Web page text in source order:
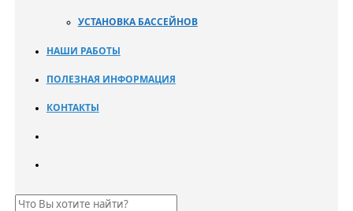
УСТАНОВКА БАССЕЙНОВ
НАШИ РАБОТЫ
ПОЛЕЗНАЯ ИНФОРМАЦИЯ
КОНТАКТЫ